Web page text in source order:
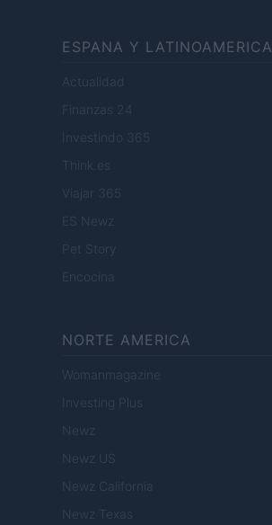
ESPANA Y LATINOAMERICA
Actualidad
Finanzas 24
Investindo 365
Think.es
Viajar 365
ES Newz
Pet Story
Encocina
NORTE AMERICA
Womanmagazine
Investing Plus
Newz
Newz US
Newz California
Newz Texas